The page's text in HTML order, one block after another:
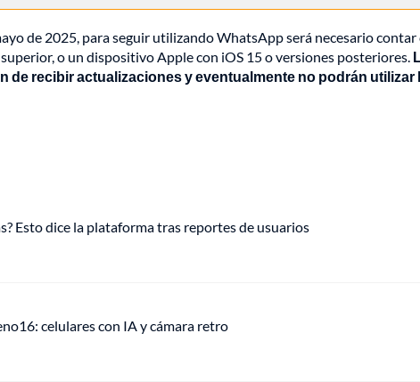
de 2025, para seguir utilizando WhatsApp será necesario contar
o un dispositivo Apple con iOS 15 o versiones posteriores.
recibir actualizaciones y eventualmente no podrán utilizar
Esto dice la plataforma tras reportes de usuarios
celulares con IA y cámara retro